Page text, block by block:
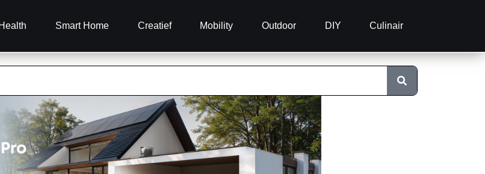
Health Smart Home Creatief Mobility Outdoor DIY Culinair